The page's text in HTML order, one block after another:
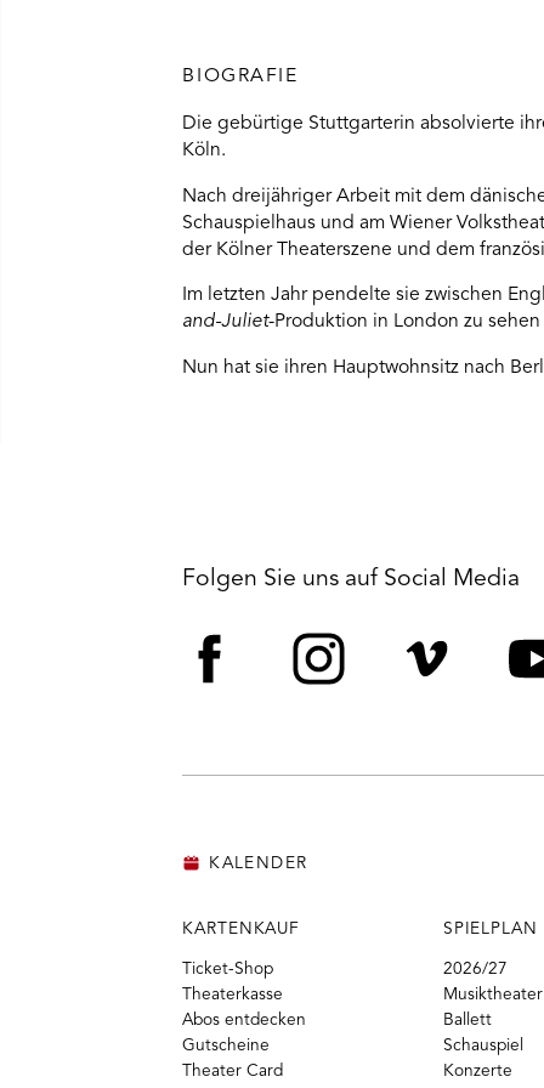
BIOGRAFIE
Die gebürtige Stuttgarterin absolvierte
Köln.
Nach dreijähriger Arbeit mit dem
Schauspielhaus und am Wiener
der Kölner Theaterszene und dem
Im letzten Jahr pendelte sie zwischen
and-Juliet-Produktion in London zu
Nun hat sie ihren Hauptwohnsitz nach
Folgen Sie uns auf Social Media
KALENDER
KARTENKAUF
Ticket-Shop
Theaterkasse
Abos entdecken
Gutscheine
Theater Card
SPIELPLAN
2026/27
Musiktheater
Ballett
Schauspiel
Konzerte